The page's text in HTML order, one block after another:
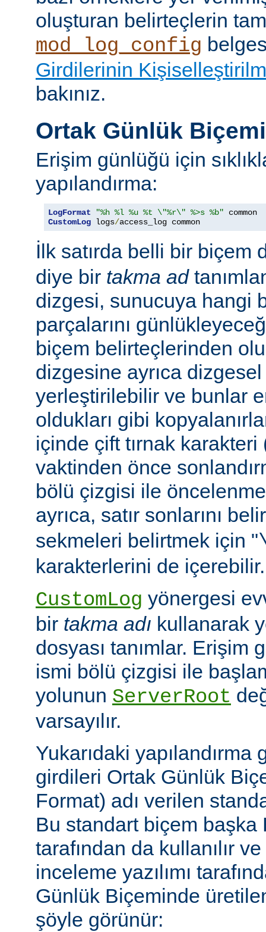
oluşturan belirteçlerin
mod_log_config
Girdilerinin
bakınız.
Ortak Günlük
Erişim günlüğü için
yapılandırma:
LogFormat "%h %l %u %t \"%r\" %>s %b"
CustomLog logs/access_log common
İlk satırda belli bir biçem
diye bir takma ad
dizgesi, sunucuya hangi
parçalarını
biçem belirteçlerinden
dizgesine ayrıca
yerleştirilebilir ve bunlar
oldukları gibi
içinde çift tırnak
vaktinden önce
bölü çizgisi ile
ayrıca, satır sonlarını
sekmeleri belirtmek için "
karakterlerini de içerebilir.
CustomLog yönergesi
bir takma adı kullanarak
dosyası tanımlar. Erişim
ismi bölü çizgisi ile
yolunun ServerRoot
varsayılır.
Yukarıdaki yapılandırma
girdileri Ortak Günlük
Format) adı verilen
Bu standart biçem başka
tarafından da kullanılır
inceleme yazılımı
Günlük Biçeminde
şöyle görünür: